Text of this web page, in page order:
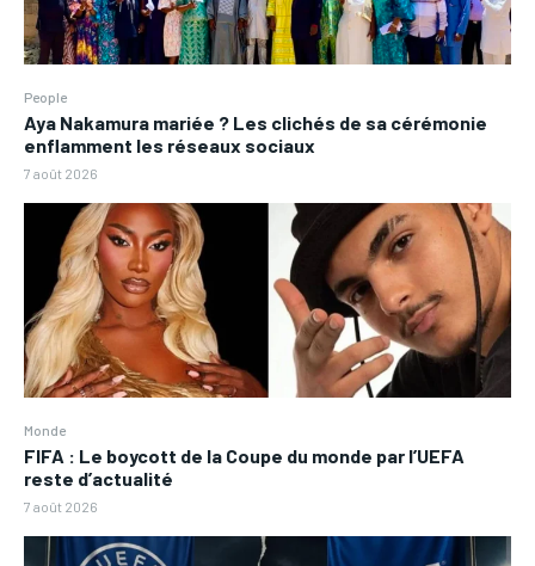
People
Aya Nakamura mariée ? Les clichés de sa cérémonie
enflamment les réseaux sociaux
7 août 2026
Monde
FIFA : Le boycott de la Coupe du monde par l’UEFA
reste d’actualité
7 août 2026